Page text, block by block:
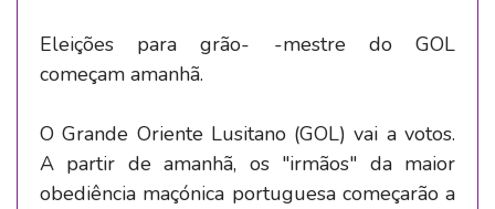
Eleições para grão- -mestre do GOL
começam amanhã.
O Grande Oriente Lusitano (GOL) vai a votos.
A partir de amanhã, os "irmãos" da maior
obediência maçónica portuguesa começarão a